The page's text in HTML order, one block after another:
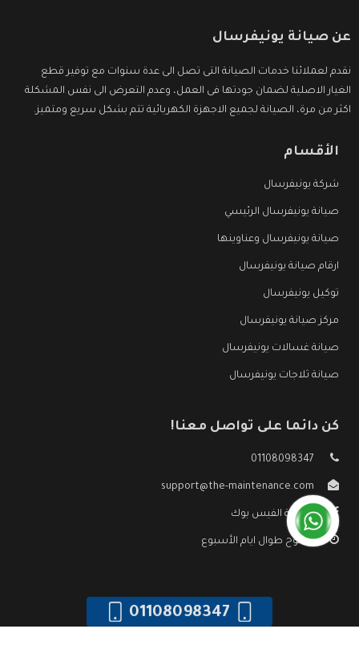
عن صيانة يونيفرسال
نقدم لعملائنا خدمات الصيانة التى تصل الى عدة سنوات مع توفير قطع
الغيار الاصلية لضمان جودتها فى العمل، وعدم التعرض الى نفس المشكلة
اكثر من مرة، الصيانة لجميع الاجهزة الكهربائية تتم بشكل سريع ومتميز.
الأقسام
شركة يونيفرسال
صيانة يونيفرسال الرئيسي
صيانة يونيفرسال وعناوينها
ارقام صيانة يونيفرسال
توكيل يونيفرسال
مركز صيانة يونيفرسال
صيانة غسالات يونيفرسال
صيانة ثلاجات يونيفرسال
كن دائما على تواصل معنا!
01108098347
support@the-maintenance.com
صفحة الفيس بوك
مفتوح طوال ايام الأسبوع
01108098347